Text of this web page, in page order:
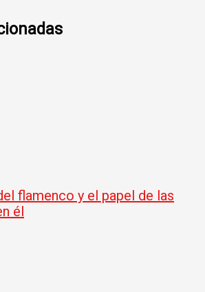
flamenco y el papel de las
él